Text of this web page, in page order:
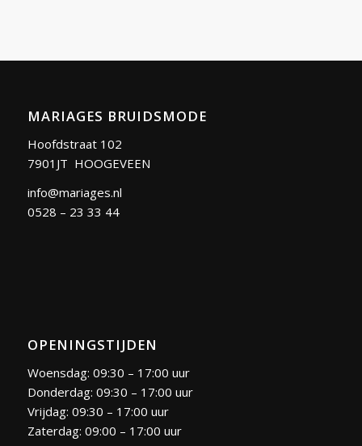
MARIAGES BRUIDSMODE
Hoofdstraat 102
7901JT HOOGEVEEN
info@mariages.nl
0528 – 23 33 44
OPENINGSTIJDEN
Woensdag: 09:30 – 17:00 uur
Donderdag: 09:30 – 17:00 uur
Vrijdag: 09:30 – 17:00 uur
Zaterdag: 09:00 – 17:00 uur